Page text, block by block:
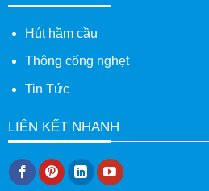
Hút hầm cầu
Thông cống nghẹt
Tin Tức
LIÊN KẾT NHANH